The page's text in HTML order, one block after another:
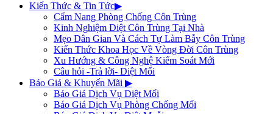
Kiến Thức & Tin Tức▶
Cẩm Nang Phòng Chống Côn Trùng
Kinh Nghiệm Diệt Côn Trùng Tại Nhà
Mẹo Dân Gian Và Cách Tự Làm Bẫy Côn Trùng
Kiến Thức Khoa Học Về Vòng Đời Côn Trùng
Xu Hướng & Công Nghệ Kiểm Soát Mới
Câu hỏi -Trả lời- Diệt Mối
Báo Giá & Khuyến Mãi ▶
Báo Giá Dịch Vụ Diệt Mối
Báo Giá Dịch Vụ Phòng Chống Mối